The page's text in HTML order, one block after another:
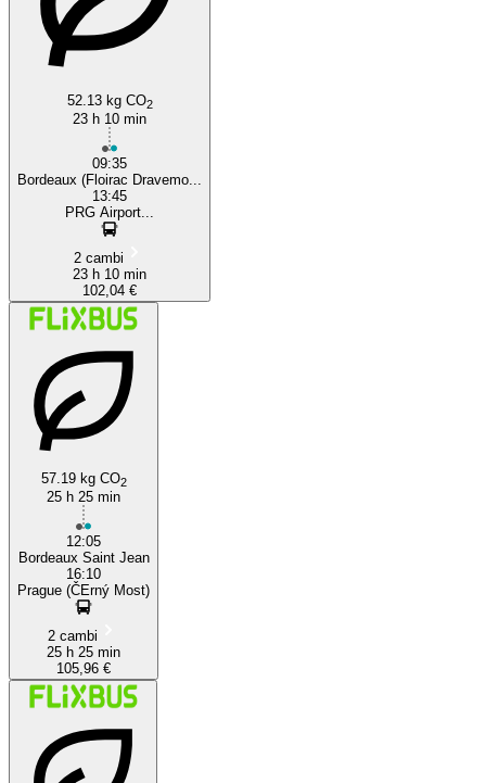
Bordeaux
52.13 kg CO2
23 h 10 min
09:35
Bordeaux (Floirac Dravemo...
13:45
PRG Airport...
2 cambi
23 h 10 min
102,04 €
57.19 kg CO2
25 h 25 min
12:05
Bordeaux Saint Jean
16:10
Prague (ČErný Most)
2 cambi
25 h 25 min
105,96 €